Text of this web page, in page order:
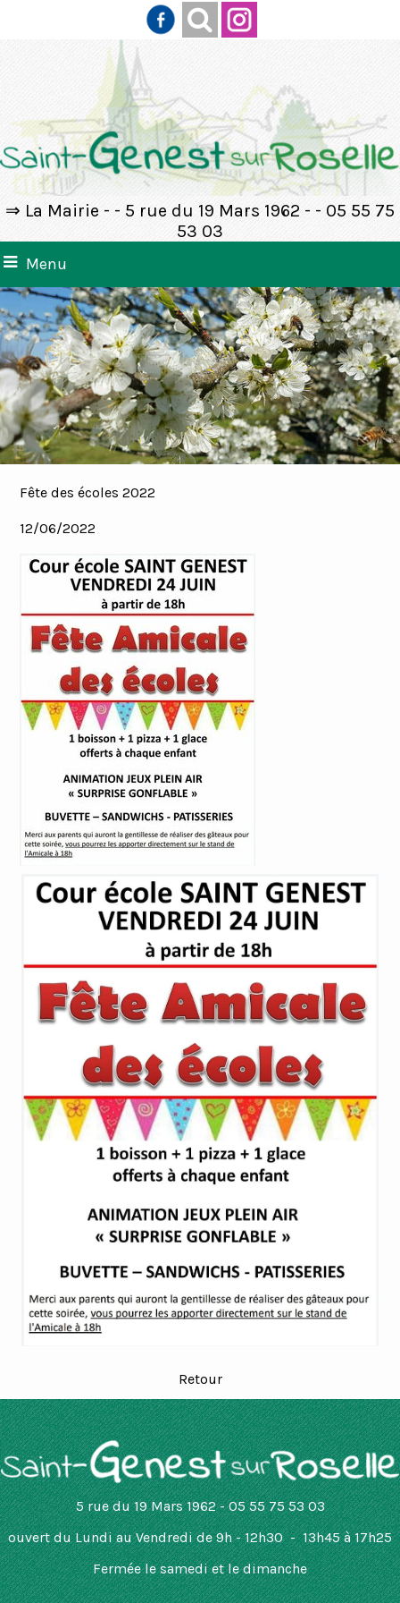
⇒ La Mairie - - 5 rue du 19 Mars 1962 - - 05 55 75
53 03
Menu
Fête des écoles 2022
12/06/2022
Retour
5 rue du 19 Mars 1962 - 05 55 75 53 03
ouvertdu Lundi au Vendredi de 9h - 12h30 - 13h45 à 17h25
Fermée le samedi et le dimanche